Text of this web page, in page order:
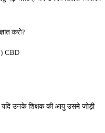
करो?
CBD
उनके शिक्षक की आयु उसमे जोड़ी